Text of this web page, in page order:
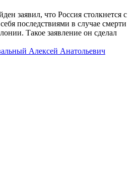
заявил, что Россия столкнется с
последствиями в случае смерти
Такое заявление он сделал
Алексей Анатольевич